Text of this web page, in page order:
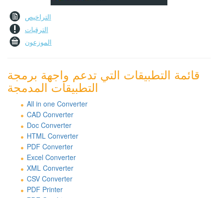
التراخيص
الترقيات
الموزعون
قائمة التطبيقات التي تدعم واجهة برمجة
التطبيقات المدمجة
All in one Converter
CAD Converter
Doc Converter
HTML Converter
PDF Converter
Excel Converter
XML Converter
CSV Converter
PDF Printer